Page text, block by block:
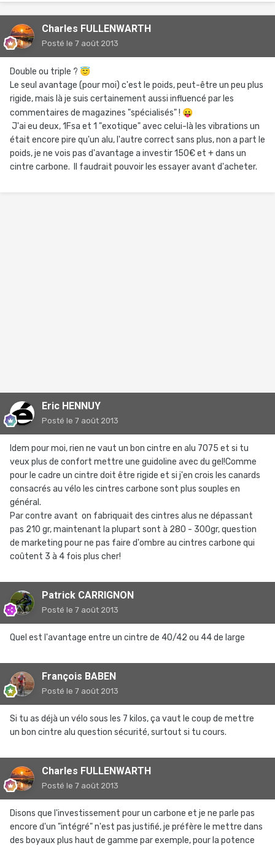
Charles FULLENWARTH
Posté le 7 août 2013
Double ou triple ? 😇
Le seul avantage (pour moi) c'est le poids, peut-être un peu plus
rigide, mais là je suis certainement aussi influencé par les
commentaires de magazines "spécialisés" ! 😛
J'ai eu deux, 1Fsa et 1 "exotique" avec celui-là les vibrations un
était encore pire qu'un alu, l'autre correct sans plus, non a part le
poids, je ne vois pas d'avantage a investir 150€ et + dans un
cintre carbone. Il faudrait pouvoir les essayer avant d'acheter.
Eric HENNUY
Posté le 7 août 2013
Idem pour moi, rien ne vaut un bon cintre en alu 7075 et si tu
veux plus de confort mettre une guidoline avec du gel!Comme
pour le cadre un cintre doit être rigide et si j'en crois les canards
consacrés au vélo les cintres carbone sont plus souples en
général.
Par contre avant on fabriquait des cintres alus ne dépassant
pas 210 gr, maintenant la plupart sont à 280 - 300gr, question
de marketing pour ne pas faire d'ombre au cintres carbone qui
coûtent 3 à 4 fois plus cher!
Patrick CARRIGNON
Posté le 7 août 2013
Quel est l'avantage entre un cintre de 40/42 ou 44 de large
François BABEN
Posté le 7 août 2013
Si tu as déjà un vélo sous les 7 kilos, ça vaut le coup de mettre
un bon cintre alu question sécurité, surtout si tu cours.
Charles FULLENWARTH
Posté le 7 août 2013
Disons que l'investissement pour un carbone et je ne parle pas
encore d'un "intégré" n'est pas justifié, je préfère le mettre dans
des boyaux plus haut de gamme par exemple, pour la potence